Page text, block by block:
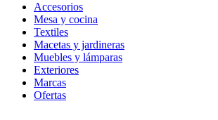
Accesorios
Mesa y cocina
Textiles
Macetas y jardineras
Muebles y lámparas
Exteriores
Marcas
Ofertas